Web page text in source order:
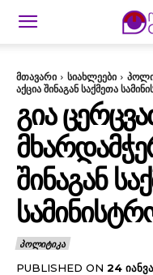
მთავარი სიახლეები
აქცია შინაგან საქმეთა
ᲒᲘᲐ
ᲨᲘᲜᲐᲒᲐᲜ
ᲞᲝᲚᲘᲢᲘᲙᲐ
PUBLISHED ON 24